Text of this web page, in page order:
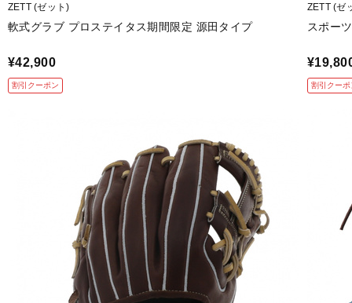
ZETT (ゼット)
軟式グラブ プロステイタス期間限定 源田タイプ
¥42,900
割引クーポン
ZETT (ゼ
スポー
割引クーポ